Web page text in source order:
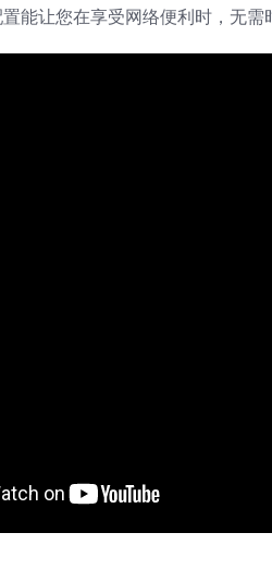
能让您在享受网络便利时，无需